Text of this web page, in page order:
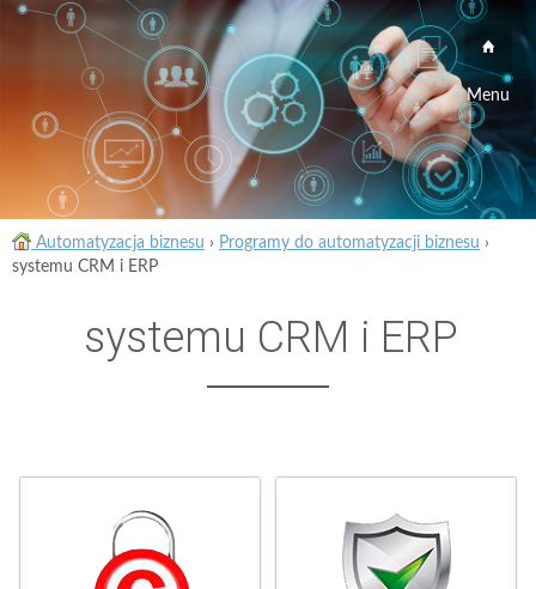
Menu
Automatyzacja biznesu › Programy do automatyzacji biznesu ›
systemu CRM i ERP
systemu CRM i ERP